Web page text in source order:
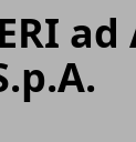
ad